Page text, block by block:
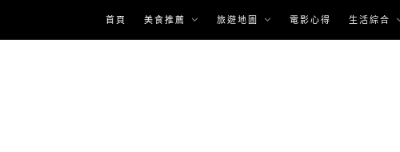
content
首頁 美食推薦 旅遊地圖 電影心得 生活綜合